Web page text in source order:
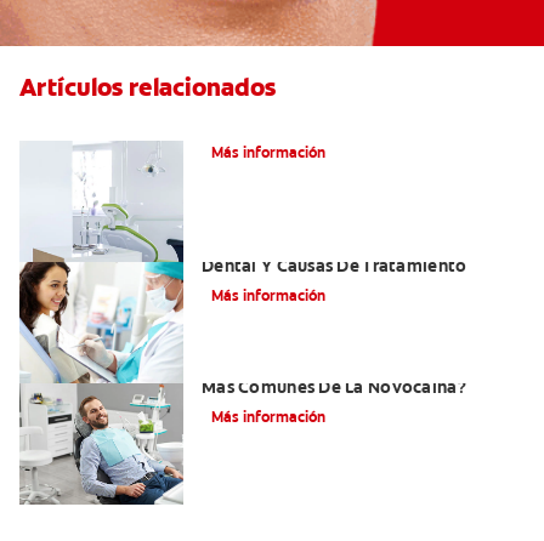
Artículos relacionados
Más información
Dental Y Causas De Tratamiento
Más información
Más Comunes De La Novocaína?
Más información